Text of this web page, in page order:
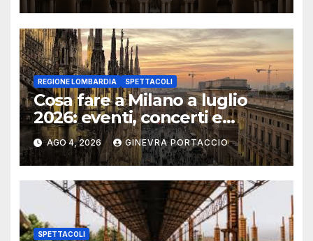
REGIONE LOMBARDIA SPETTACOLI
Cosa fare a Milano a luglio
2026: eventi, concerti e
mostre
AGO 4, 2026 GINEVRA PORTACCIO
SPETTACOLI